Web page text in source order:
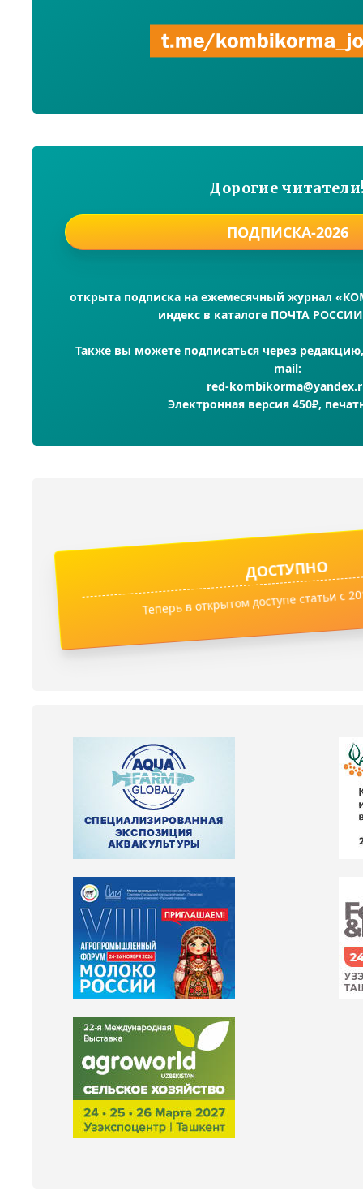
Дорогие
ПОДПИСКА-2026
открыта подписка на ежемесячный журнал
индекс в каталоге ПОЧТА
Также вы можете подписаться через
mail:
red-
Электронная версия 450₽,
ДОСТУПНО
Теперь в открытом доступе статьи с